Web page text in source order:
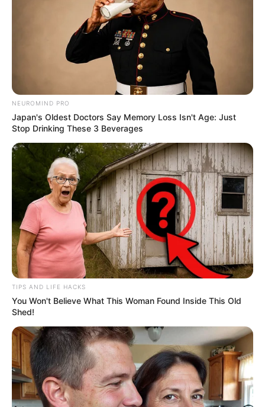
NEUROMIND PRO
Japan's Oldest Doctors Say Memory Loss Isn't Age: Just
Stop Drinking These 3 Beverages
TIPS AND LIFE HACKS
You Won't Believe What This Woman Found Inside This Old
Shed!